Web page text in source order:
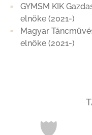
GYMSM KIK
elnöke (2021-)
Magyar
elnöke (2021-)